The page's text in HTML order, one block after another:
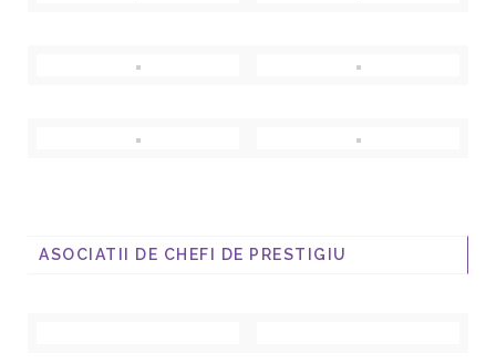
ASOCIATII DE CHEFI DE PRESTIGIU